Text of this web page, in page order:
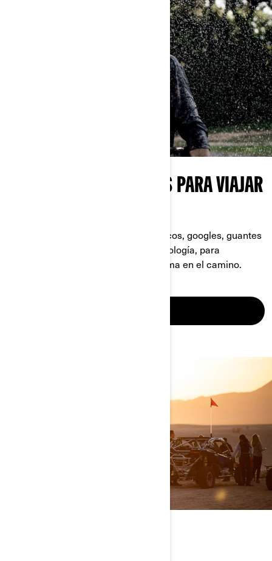
TODO LO QUE NECESITAS PARA VIAJAR
Lo mejor en ropa para hombres, cascos, googles, guantes
y más, elaborados con la última tecnología, para
protegerte de las condiciones del clima en el camino.